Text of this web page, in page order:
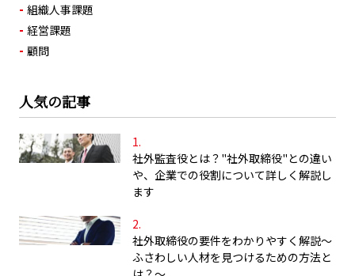
組織人事課題
経営課題
顧問
人気の記事
社外監査役とは？"社外取締役"との違い
や、企業での役割について詳しく解説し
ます
社外取締役の要件をわかりやすく解説～
ふさわしい人材を見つけるための方法と